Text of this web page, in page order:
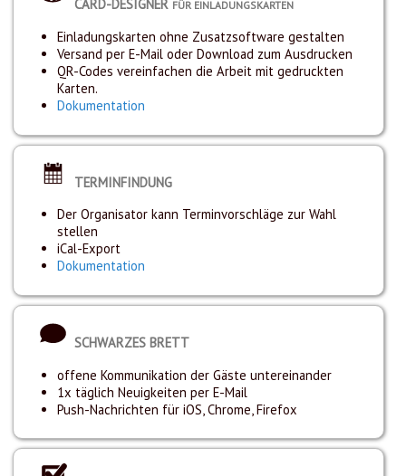
CARD-DESIGNER FÜR EINLADUNGSKARTEN
Einladungskarten ohne Zusatzsoftware gestalten
Versand per E-Mail oder Download zum Ausdrucken
QR-Codes vereinfachen die Arbeit mit gedruckten
Karten.
Dokumentation
TERMINFINDUNG
Der Organisator kann Terminvorschläge zur Wahl
stellen
iCal-Export
Dokumentation
SCHWARZES BRETT
offene Kommunikation der Gäste untereinander
1x täglich Neuigkeiten per E-Mail
Push-Nachrichten für iOS, Chrome, Firefox